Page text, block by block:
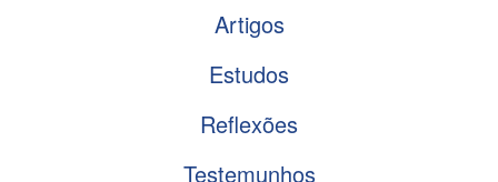
Artigos
Estudos
Reflexões
Testemunhos